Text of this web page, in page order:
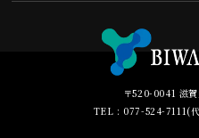
〒520-0041 滋
TEL : 077-524-7111(